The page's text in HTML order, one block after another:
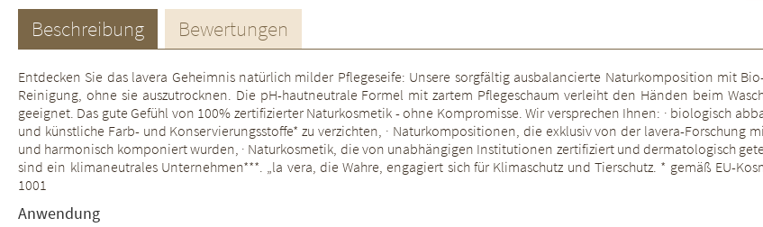
Beschreibung Bewertungen
Entdecken Sie das lavera Geheimnis natürlich milder Pflegeseife: Unsere sorgfältig ausbalancierte Naturkomposition mit
Reinigung, ohne sie auszutrocknen. Die pH-hautneutrale Formel mit zartem Pflegeschaum verleiht den Händen beim
geeignet. Das gute Gefühl von 100% zertifizierter Naturkosmetik - ohne Kompromisse. Wir versprechen Ihnen: · biologisch
und künstliche Farb- und Konservierungsstoffe* zu verzichten, · Naturkompositionen, die exklusiv von der lavera-
und harmonisch komponiert wurden, · Naturkosmetik, die von unabhängigen Institutionen zertifiziert und dermatologisch
sind ein klimaneutrales Unternehmen***. „la vera, die Wahre, engagiert sich für Klimaschutz und Tierschutz. * gemäß EU-
1001
Anwendung